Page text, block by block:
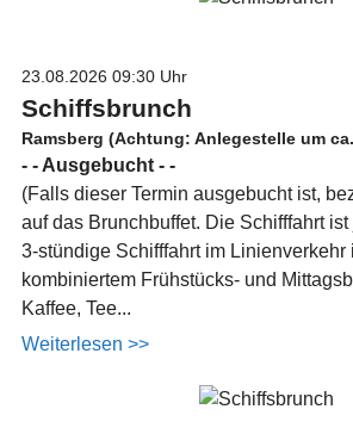
23.08.2026 09:30 Uhr
Schiffsbrunch
Ramsberg (Achtung: Anlegestelle um
- - Ausgebucht - -
(Falls dieser Termin ausgebucht ist,
auf das Brunchbuffet. Die Schifffahrt
3-stündige Schifffahrt im Linienverkehr
kombiniertem Frühstücks- und
Kaffee, Tee...
Weiterlesen >>